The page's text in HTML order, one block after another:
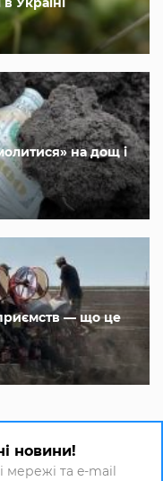
на дощ і
— що це
новини!
мережі та e-mail